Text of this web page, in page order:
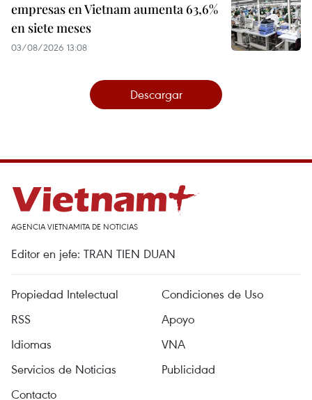
empresas en Vietnam aumenta 63,6%
en siete meses
03/08/2026 13:08
Descargar
AGENCIA VIETNAMITA DE NOTICIAS
Editor en jefe: TRAN TIEN DUAN
Propiedad Intelectual
Condiciones de Uso
RSS
Apoyo
Idiomas
VNA
Servicios de Noticias
Publicidad
Contacto